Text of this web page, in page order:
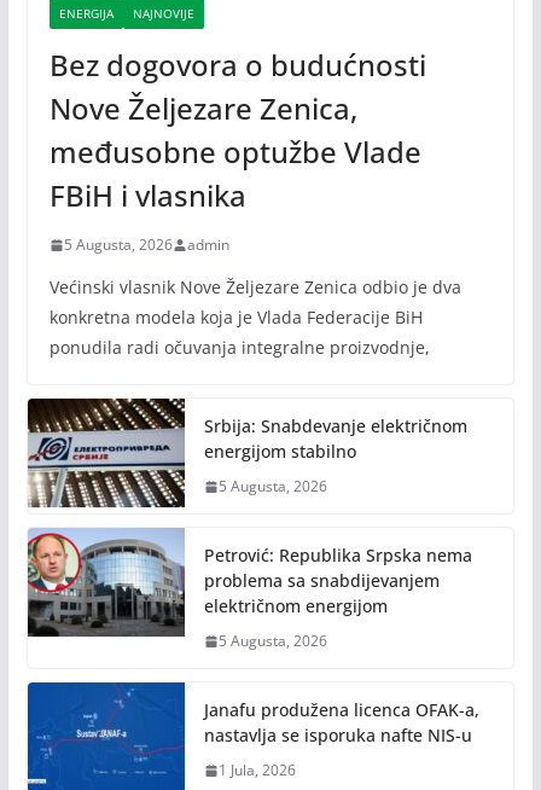
ENERGIJA NAJNOVIJE
Bez dogovora o budućnosti
Nove Željezare Zenica,
međusobne optužbe Vlade
FBiH i vlasnika
5 Augusta, 2026 admin
Većinski vlasnik Nove Željezare Zenica odbio je dva
konkretna modela koja je Vlada Federacije BiH
ponudila radi očuvanja integralne proizvodnje,
Srbija: Snabdevanje električnom
energijom stabilno
5 Augusta, 2026
Petrović: Republika Srpska nema
problema sa snabdijevanjem
električnom energijom
5 Augusta, 2026
Janafu produžena licenca OFAK-a,
nastavlja se isporuka nafte NIS-u
1 Jula, 2026